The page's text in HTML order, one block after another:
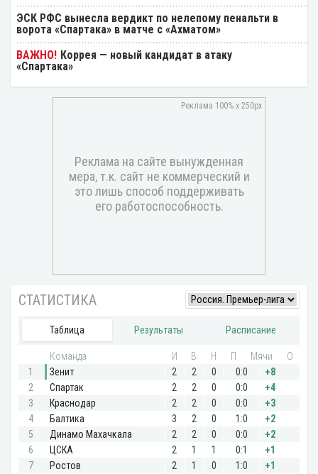
ЭСК РФС вынесла вердикт по нелепому пенальти в
ворота «Спартака» в матче с «Ахматом»
Коррея — новый кандидат в атаку
«Спартака»